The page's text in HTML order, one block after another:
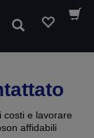
Cerca
costi e lavorare
affidabili